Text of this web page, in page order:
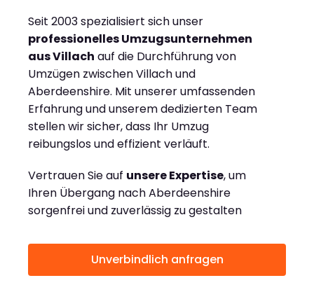
Seit 2003 spezialisiert sich unser
professionelles Umzugsunternehmen
aus Villach auf die Durchführung von
Umzügen zwischen Villach und
Aberdeenshire. Mit unserer umfassenden
Erfahrung und unserem dedizierten Team
stellen wir sicher, dass Ihr Umzug
reibungslos und effizient verläuft.
Vertrauen Sie auf unsere Expertise, um
Ihren Übergang nach Aberdeenshire
sorgenfrei und zuverlässig zu gestalten
Unverbindlich anfragen